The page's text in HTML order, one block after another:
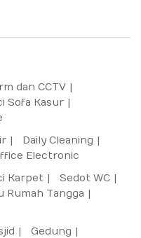
dan CCTV
Sofa Kasur
Daily Cleaning
Electronic
Karpet
Sedot WC
Rumah Tangga
Gedung